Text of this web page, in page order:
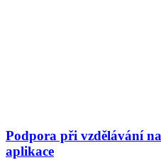
Podpora při vzdělávání
aplikace